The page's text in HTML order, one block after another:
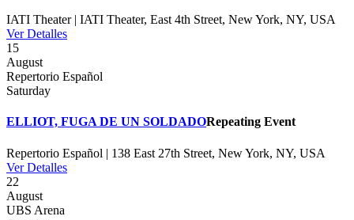
IATI Theater | IATI Theater, East 4th Street, New York, NY, USA
Ver Detalles
15
August
Repertorio Español
Saturday
ELLIOT, FUGA DE UN SOLDADORepeating Event
Repertorio Español | 138 East 27th Street, New York, NY, USA
Ver Detalles
22
August
UBS Arena